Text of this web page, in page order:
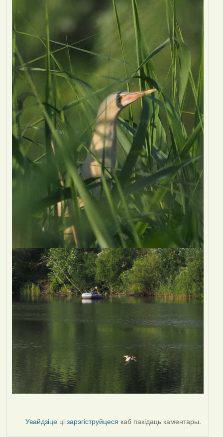
Увайдзіце цізарэгіструйцеся каб пакідаць каментары.